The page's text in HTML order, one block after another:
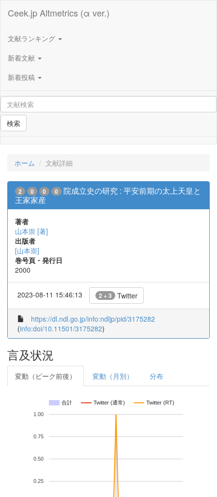
Ceek.jp Altmetrics (α ver.)
文献ランキング
新着文献
新着投稿
検索
ホーム 文献詳細
2 0 0 0
院成立史の研究 : 平安前期の太上天皇と
王家家産
著者
山本崇 [著]
出版者
[山本崇]
巻号頁・発行日
2000
2023-08-11 15:46:13 2 + 3 Twitter
https://dl.ndl.go.jp/info:ndljp/pid/3175282
(info:doi/10.11501/3175282)
言及状況
変動（ピーク前後） 変動（月別） 分布
合計 Twitter (通常) Twitter (RT)
0.25
0.50
0.75
1.00